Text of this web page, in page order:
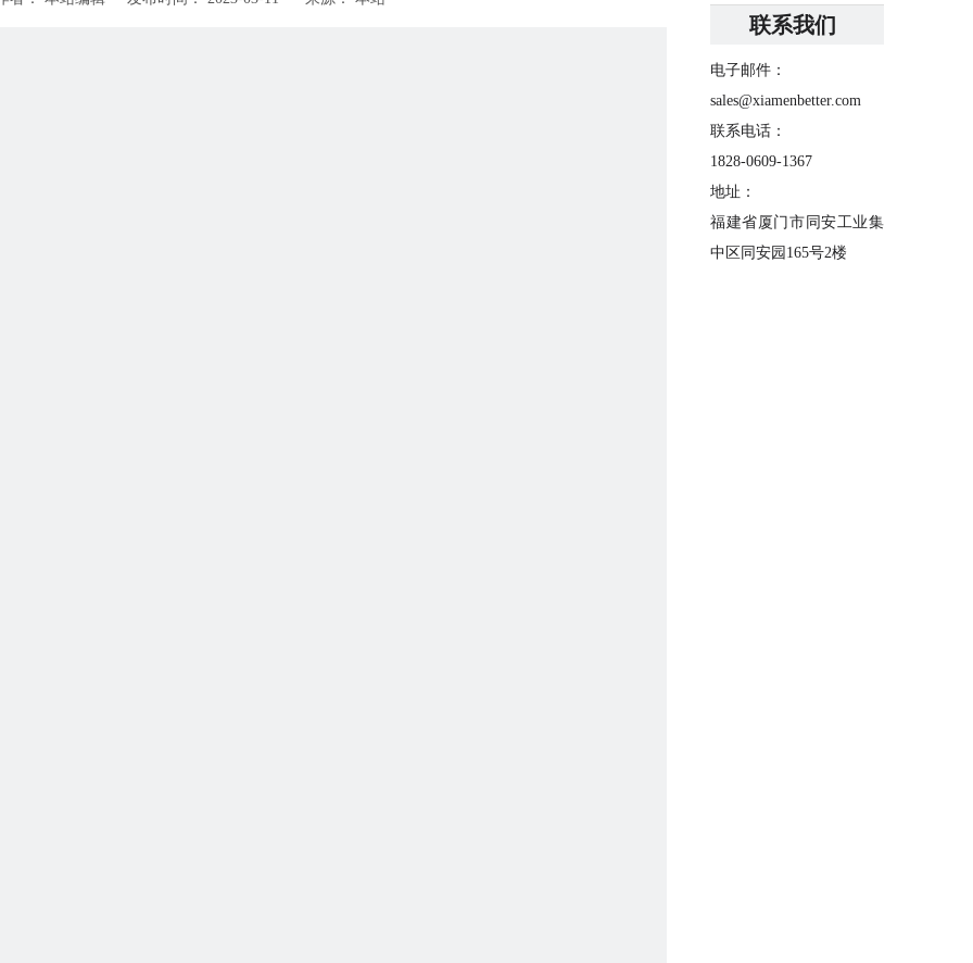
联系我们
电子邮件：
sales@xiamenbetter.com
联系电话：
1828-0609-1367
地址：
福建省厦门市同安工业集
中区同安园165号2楼